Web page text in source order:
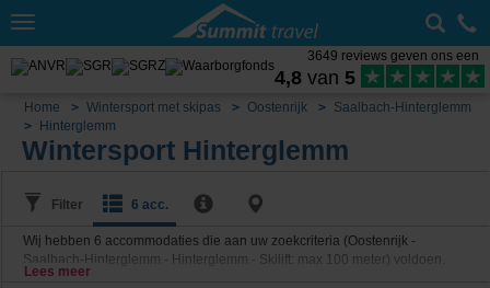
Toggle
3649 reviews geven ons een
4,8 van 5
Home Wintersport met skipas Oostenrijk
Saalbach-Hinterglemm
Hinterglemm
Wintersport Hinterglemm
Filter 6 acc.
Wij hebben 6 accommodaties die aan uw zoekcriteria (Oostenrijk -
Saalbach-Hinterglemm - Hinterglemm - Skilift: max 100 meter) voldoen.
Lees meer